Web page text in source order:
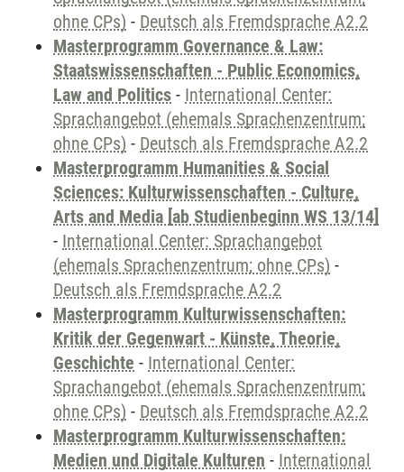
ohne CPs) - Deutsch als Fremdsprache A2.2
Masterprogramm Governance & Law:
Staatswissenschaften - Public Economics,
Law and Politics - International Center:
Sprachangebot (ehemals Sprachenzentrum;
ohne CPs) - Deutsch als Fremdsprache A2.2
Masterprogramm Humanities & Social
Sciences: Kulturwissenschaften - Culture,
Arts and Media [ab Studienbeginn WS 13/14]
- International Center: Sprachangebot
(ehemals Sprachenzentrum; ohne CPs) -
Deutsch als Fremdsprache A2.2
Masterprogramm Kulturwissenschaften:
Kritik der Gegenwart - Künste, Theorie,
Geschichte - International Center:
Sprachangebot (ehemals Sprachenzentrum;
ohne CPs) - Deutsch als Fremdsprache A2.2
Masterprogramm Kulturwissenschaften:
Medien und Digitale Kulturen - International